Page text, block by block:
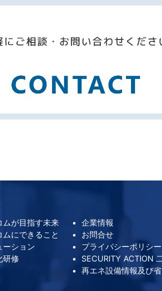
ムが目指す未来
ムにできること
ーション
研修
企業情報
お問合せ
プライバシーポリシー
SECURITY ACTION
再エネ設備情報及び